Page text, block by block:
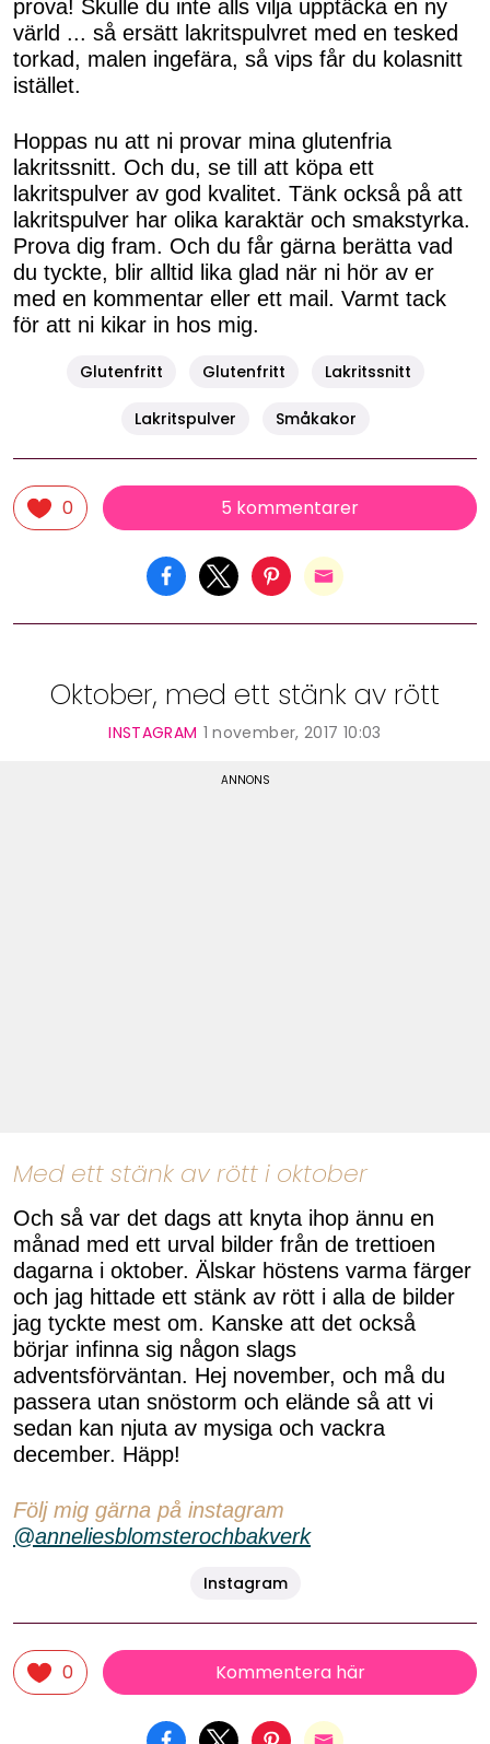
prova! Skulle du inte alls vilja upptäcka en ny
värld ... så ersätt lakritspulvret med en tesked
torkad, malen ingefära, så vips får du kolasnitt
istället.
Hoppas nu att ni provar mina glutenfria
lakritssnitt. Och du, se till att köpa ett
lakritspulver av god kvalitet. Tänk också på att
lakritspulver har olika karaktär och smakstyrka.
Prova dig fram. Och du får gärna berätta vad
du tyckte, blir alltid lika glad när ni hör av er
med en kommentar eller ett mail. Varmt tack
för att ni kikar in hos mig.
Glutenfritt Glutenfritt Lakritssnitt
Lakritspulver Småkakor
0 5 kommentarer
Oktober, med ett stänk av rött
INSTAGRAM 1 november, 2017 10:03
Med ett stänk av rött i oktober
Och så var det dags att knyta ihop ännu en
månad med ett urval bilder från de trettioen
dagarna i oktober. Älskar höstens varma färger
och jag hittade ett stänk av rött i alla de bilder
jag tyckte mest om. Kanske att det också
börjar infinna sig någon slags
adventsförväntan. Hej november, och må du
passera utan snöstorm och elände så att vi
sedan kan njuta av mysiga och vackra
december. Häpp!
Följ mig gärna på instagram
@anneliesblomsterochbakverk
Instagram
0 Kommentera här